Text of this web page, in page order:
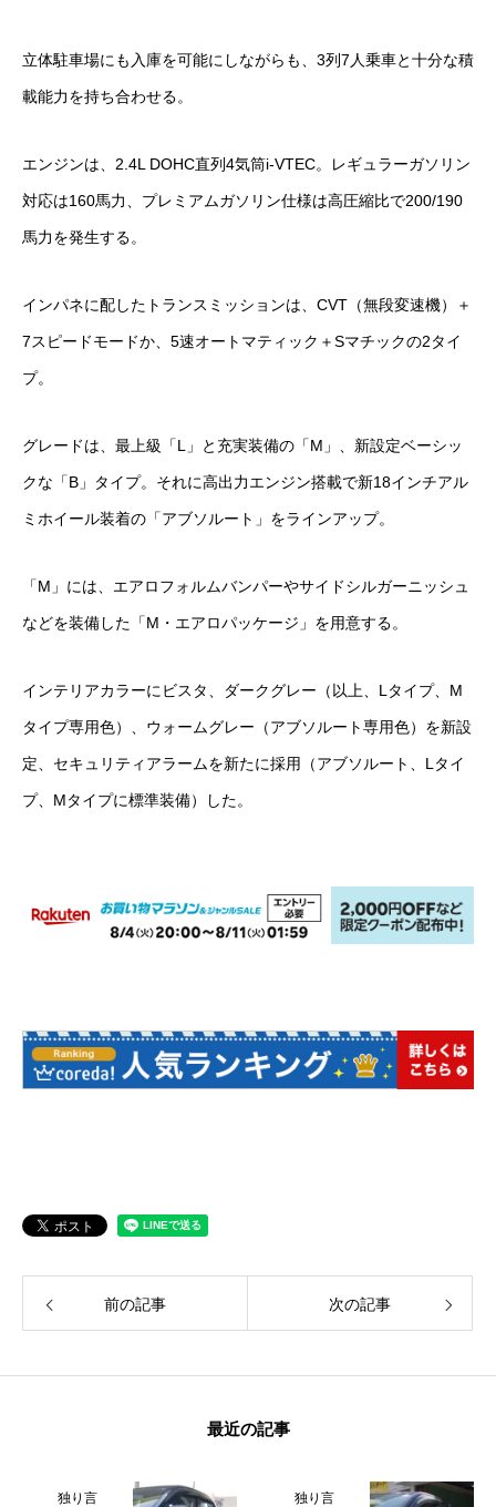
立体駐車場にも入庫を可能にしながらも、3列7人乗車と十分な積
載能力を持ち合わせる。
エンジンは、2.4L DOHC直列4気筒i-VTEC。レギュラーガソリン
対応は160馬力、プレミアムガソリン仕様は高圧縮比で200/190
馬力を発生する。
インパネに配したトランスミッションは、CVT（無段変速機）＋
7スピードモードか、5速オートマティック＋Sマチックの2タイ
プ。
グレードは、最上級「L」と充実装備の「M」、新設定ベーシッ
クな「B」タイプ。それに高出力エンジン搭載で新18インチアル
ミホイール装着の「アブソルート」をラインアップ。
「M」には、エアロフォルムバンパーやサイドシルガーニッシュ
などを装備した「M・エアロパッケージ」を用意する。
インテリアカラーにビスタ、ダークグレー（以上、Lタイプ、M
タイプ専用色）、ウォームグレー（アブソルート専用色）を新設
定、セキュリティアラームを新たに採用（アブソルート、Lタイ
プ、Mタイプに標準装備）した。
前の記事 次の記事
最近の記事
独り言 独り言